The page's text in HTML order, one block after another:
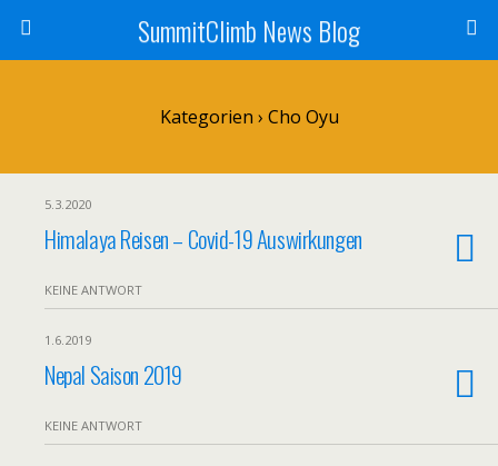
SummitClimb News Blog
Kategorien › Cho Oyu
5.3.2020
Himalaya Reisen – Covid-19 Auswirkungen
KEINE ANTWORT
1.6.2019
Nepal Saison 2019
KEINE ANTWORT